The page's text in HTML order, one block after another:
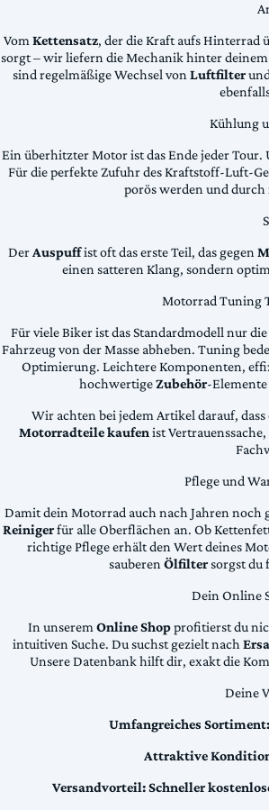
VomKettensatz, der die Kraft aufs Hinterrad
sorgt – wir liefern die Mechanik hinter
sind regelmäßige Wechsel vonLuftfilter
Kühlung
Ein überhitzter Motor ist das Ende jeder Tour.
Für die perfekte Zufuhr des Kraftstoff-Luft-
porös werden und durch
DerAuspuffist oft das erste Teil, das gegen
einen satteren Klang, sondern
Motorrad Tuning
Für viele Biker ist das Standardmodell nur
Fahrzeug von der Masse abheben. Tuning
Optimierung. Leichtere Komponenten,
hochwertigeZubehör-
Wir achten bei jedem Artikel darauf,
Motorradteile kaufenist
Pflege und
Damit dein Motorrad auch nach Jahren
Reinigerfür alle Oberflächen an. Ob
richtige Pflege erhält den Wert deines
sauberenÖlfiltersorgst du
Dein Online
In unseremOnline Shopprofitierst du
intuitiven Suche. Du suchst gezielt nach
Unsere Datenbank hilft dir, exakt die
Deine
Umfangreiches Sortiment:
Attraktive
Versandvorteil:Schneller